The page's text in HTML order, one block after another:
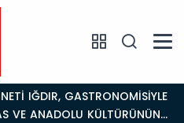
VE ANADOLU KÜLTÜRÜNÜN